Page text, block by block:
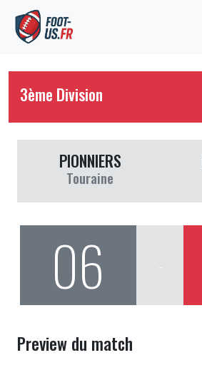
3ème Division
PIONNIERS
Touraine
06
Preview du match